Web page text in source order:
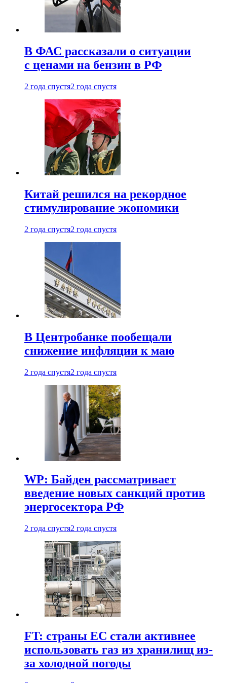
В ФАС рассказали о ситуации
с ценами на бензин в РФ
2 года спустя2 года спустя
Китай решился на рекордное
стимулирование экономики
2 года спустя2 года спустя
В Центробанке пообещали
снижение инфляции к маю
2 года спустя2 года спустя
WP: Байден рассматривает
введение новых санкций против
энергосектора РФ
2 года спустя2 года спустя
FT: страны ЕС стали активнее
использовать газ из хранилищ из-
за холодной погоды